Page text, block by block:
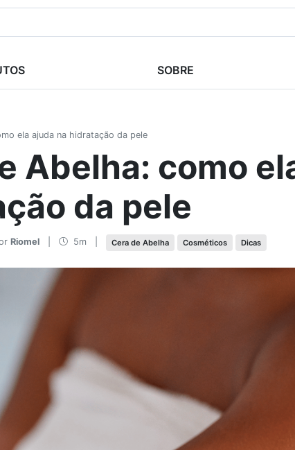
SOBRE
ela ajuda na hidratação da pele
Abelha: como
da pele
Riomel 5m Cera de Abelha Cosméticos Dicas